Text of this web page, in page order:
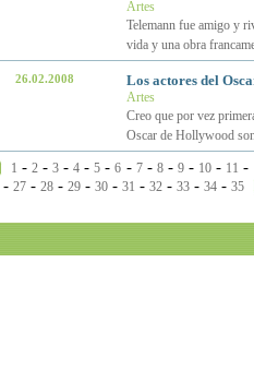
Artes
Telemann fue amigo y
vida y una obra
26.02.2008 Los actores del
Artes
Creo que por vez
Oscar de Hollywood
1 -2 -3 -4 -5 -6 - 7- 8- 9- 10- 11 -
- 27 - 28 - 29 - 30 - 31 - 32 - 33 - 34 - 35